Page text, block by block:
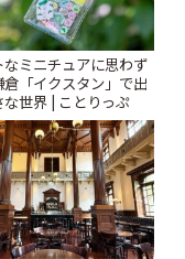
なミニチュアに思わず
「イクスタン」で出
世界 | ことりっぷ